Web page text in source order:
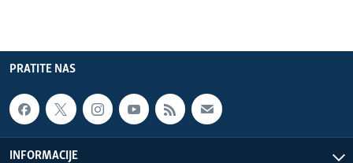
PRATITE NAS
Jezici
PRATITE NAS
INFORMACIJE